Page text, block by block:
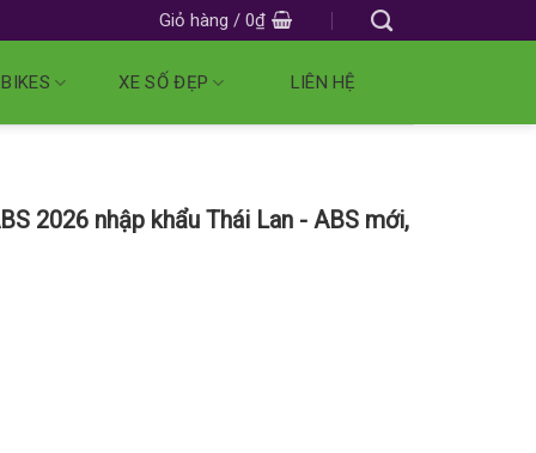
Giỏ hàng / 0₫
XE SỐ ĐẸP LIÊN HỆ
2026 nhập khẩu Thái Lan - ABS mới,